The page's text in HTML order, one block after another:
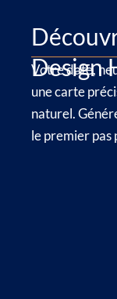
Design
Votre date,
une carte
naturel.
le premier pas